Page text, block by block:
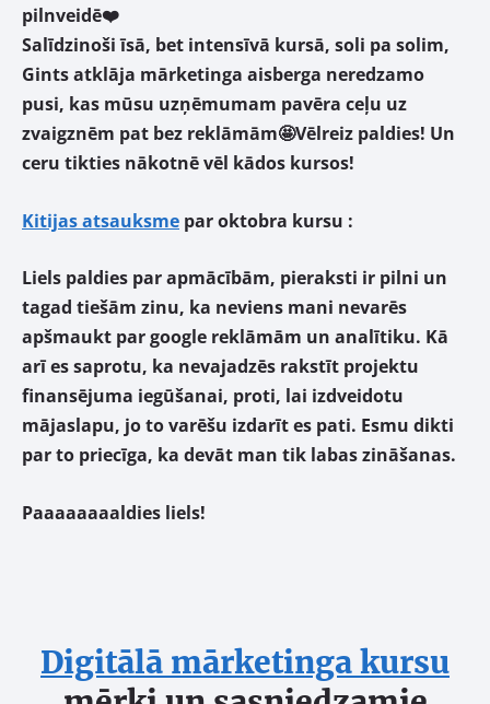
pilnveidē❤️
Salīdzinoši īsā, bet intensīvā kursā, soli pa solim,
Gints atklāja mārketinga aisberga neredzamo
pusi, kas mūsu uzņēmumam pavēra ceļu uz
zvaigznēm pat bez reklāmām🤩Vēlreiz paldies! Un
ceru tikties nākotnē vēl kādos kursos!
Kitijas atsauksme par oktobra kursu :
Liels paldies par apmācībām, pieraksti ir pilni un
tagad tiešām zinu, ka neviens mani nevarēs
apšmaukt par google reklāmām un analītiku. Kā
arī es saprotu, ka nevajadzēs rakstīt projektu
finansējuma iegūšanai, proti, lai izdveidotu
mājaslapu, jo to varēšu izdarīt es pati. Esmu dikti
par to priecīga, ka devāt man tik labas zināšanas.
Paaaaaaaaldies liels!
Digitālā mārketinga kursu